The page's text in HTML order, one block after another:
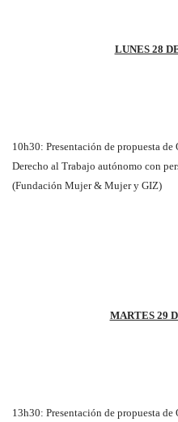
LUNES 28
10h30: Presentación de propuesta
Derecho al Trabajo autónomo con
(Fundación Mujer & Mujer y GIZ)
MARTES 29
13h30: Presentación de propuesta